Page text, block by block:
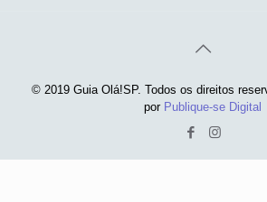
© 2019 Guia Olá!SP. Todos os direitos
por Publique-se Digital